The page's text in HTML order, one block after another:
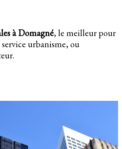
à Domagné, le meilleur pour
urbanisme, ou